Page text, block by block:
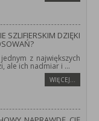
SZLIFIERSKIM DZIĘKI
z największych
ale ich nadmiar i ...
WIĘCEJ…